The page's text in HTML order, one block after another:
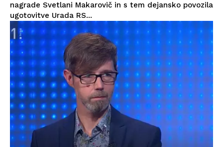
nagrade Svetlani Makarovič in s tem dejansko povozila
ugotovitve Urada RS...